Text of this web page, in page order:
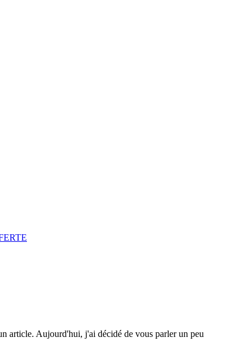
article. Aujourd'hui, j'ai décidé de vous parler un peu